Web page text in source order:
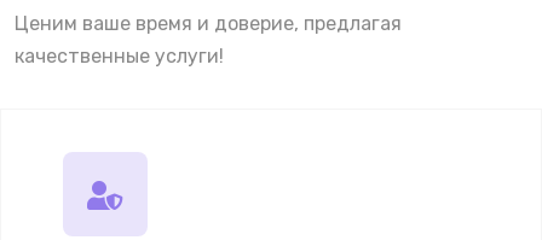
Ценим ваше время и доверие, предлагая
качественные услуги!